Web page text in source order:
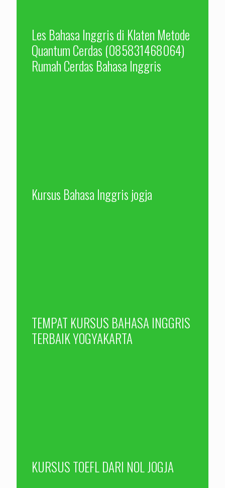
Les Bahasa Inggris di Klaten Metode
Quantum Cerdas (085831468064)
Rumah Cerdas Bahasa Inggris
Kursus Bahasa Inggris jogja
TEMPAT KURSUS BAHASA INGGRIS
TERBAIK YOGYAKARTA
KURSUS TOEFL DARI NOL JOGJA